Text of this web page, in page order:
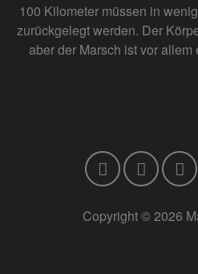
100 Kilometer müssen in
zurückgelegt werden. Der
aber der Marsch ist vor
Copyright © 2026